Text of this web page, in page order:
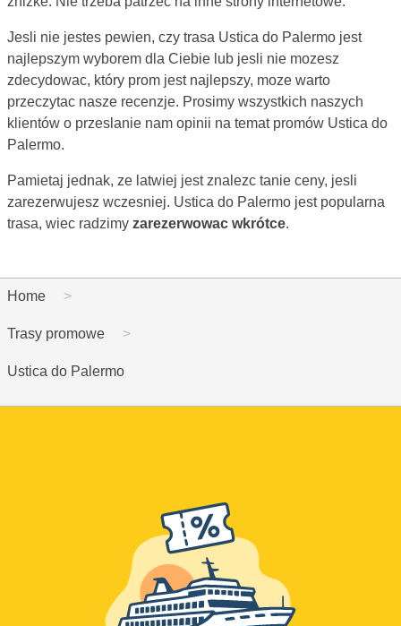
Jesli nie jestes pewien, czy trasa Ustica do Palermo jest
najlepszym wyborem dla Ciebie lub jesli nie mozesz
zdecydowac, który prom jest najlepszy, moze warto
przeczytac nasze recenzje. Prosimy wszystkich naszych
klientów o przeslanie nam opinii na temat promów Ustica do
Palermo.
Pamietaj jednak, ze latwiej jest znalezc tanie ceny, jesli
zarezerwujesz wczesniej. Ustica do Palermo jest popularna
trasa, wiec radzimy zarezerwowac wkrótce.
Home
Trasy promowe
Ustica do Palermo